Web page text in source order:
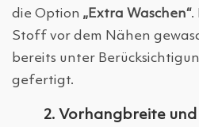
die Option „Extra Waschen“.
Stoff vor dem Nähen
bereits unter
gefertigt.
2. Vorhangbreite